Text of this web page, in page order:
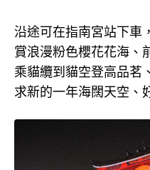
沿途可在指南宮站下車
賞浪漫粉色櫻花花海、
乘貓纜到貓空登高品茗
求新的一年海闊天空、